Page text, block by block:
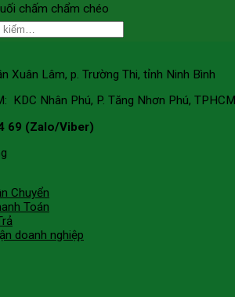
chấm chẩm chéo
Xuân Lâm, p. Trường Thi, tỉnh Ninh Bình
KDC Nhân Phú, P. Tăng Nhơn Phú, TPHCM
69 (Zalo/Viber)
Chuyển
Toán
doanh nghiệp